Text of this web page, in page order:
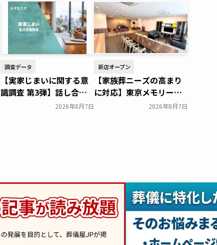
調査データ
【実家じまいに関する意
識調査 第3弾】話し合い
実施率は29.5％で前回か
2026年8月7日
新店オープン
【家族葬ニーズの高まり
に対応】東京メモリード
ホールに貸切型家族葬空
2026年8月7日